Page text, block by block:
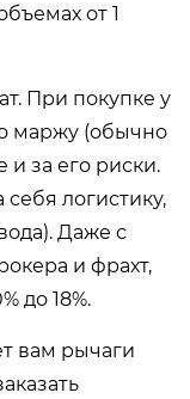
от 1
При покупке у
маржу (обычно
и за его риски.
логистику,
Даже с
и фрахт,
до 18%.
вам рычаги